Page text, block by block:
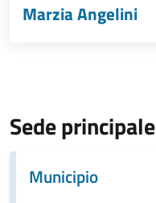
Marzia Angelini
Sede principale
Municipio